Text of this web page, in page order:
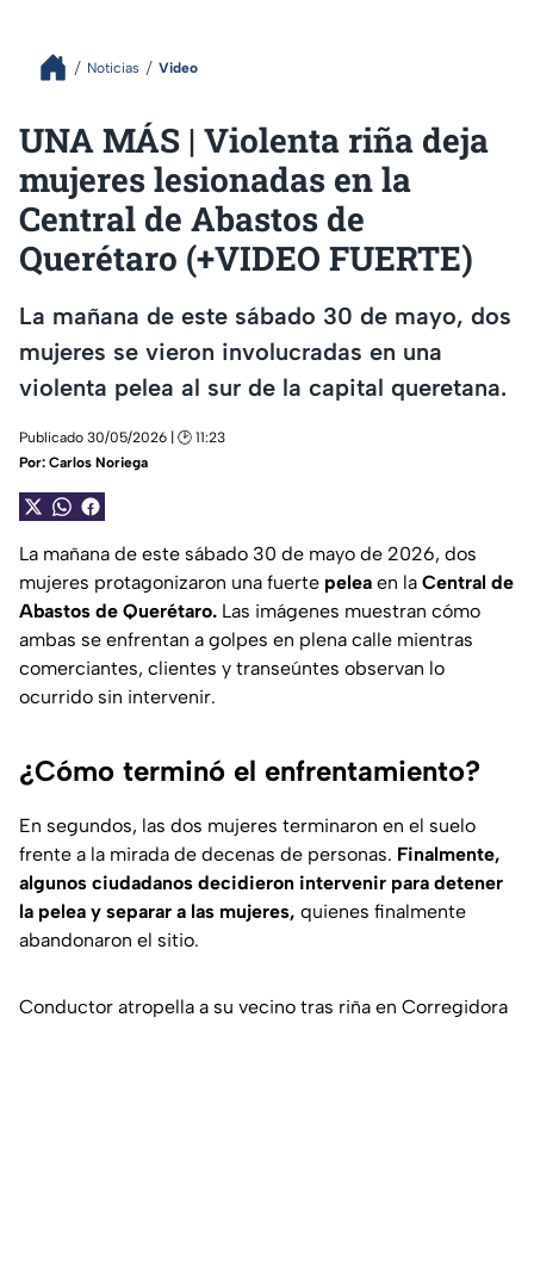
Noticias Video
UNA MÁS | Violenta riña deja
mujeres lesionadas en la
Central de Abastos de
Querétaro (+VIDEO FUERTE)
La mañana de este sábado 30 de mayo, dos
mujeres se vieron involucradas en una
violenta pelea al sur de la capital queretana.
Publicado 30/05/2026 | 🕑 11:23
Por: Carlos Noriega
La mañana de este sábado 30 de mayo de 2026, dos
mujeres protagonizaron una fuerte pelea en la Central de
Abastos de Querétaro. Las imágenes muestran cómo
ambas se enfrentan a golpes en plena calle mientras
comerciantes, clientes y transeúntes observan lo
ocurrido sin intervenir.
¿Cómo terminó el enfrentamiento?
En segundos, las dos mujeres terminaron en el suelo
frente a la mirada de decenas de personas. Finalmente,
algunos ciudadanos decidieron intervenir para detener
la pelea y separar a las mujeres, quienes finalmente
abandonaron el sitio.
Conductor atropella a su vecino tras riña en Corregidora